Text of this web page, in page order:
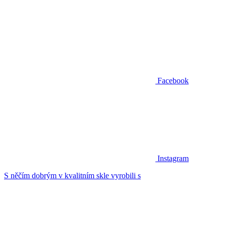
Facebook
Instagram
S něčím dobrým v kvalitním skle vyrobili s